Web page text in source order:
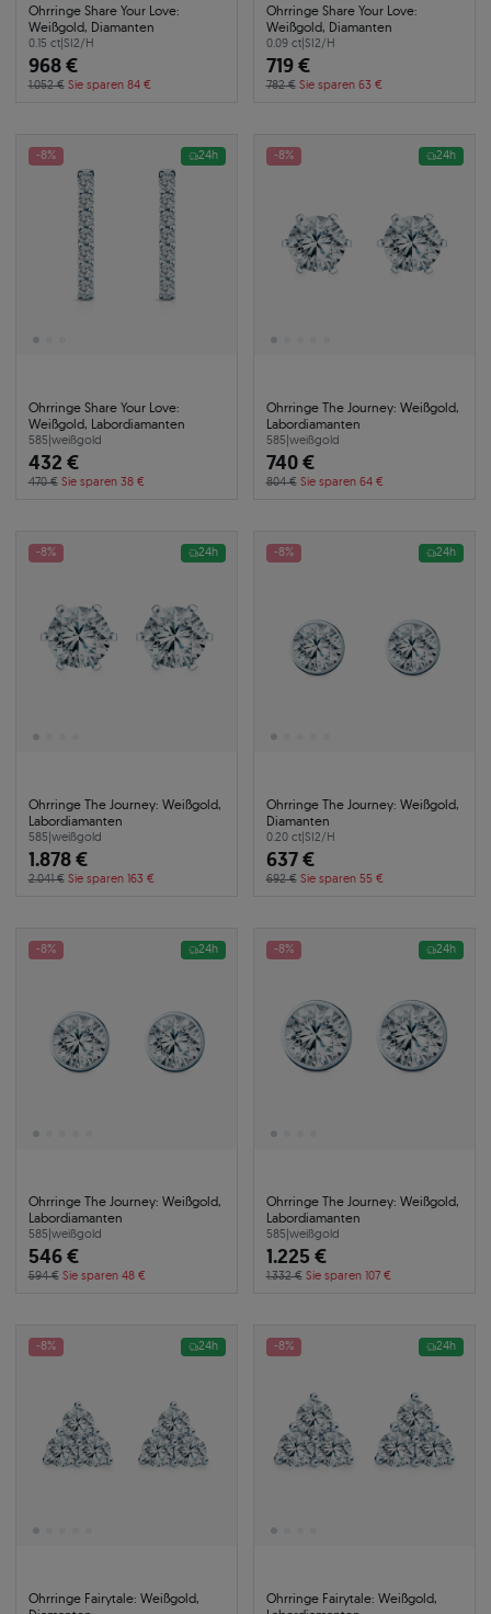
Ohrringe Share Your Love:
Weißgold, Diamanten
0.15 ct|SI2/H
968 €
1.052 € Sie sparen 84 €
Ohrringe Share Your Love:
Weißgold, Diamanten
0.09 ct|SI2/H
719 €
782 € Sie sparen 63 €
-8% 24h
Ohrringe Share Your Love:
Weißgold, Labordiamanten
585|weißgold
432 €
470 € Sie sparen 38 €
-8% 24h
Ohrringe The Journey: Weißgold,
Labordiamanten
585|weißgold
740 €
804 € Sie sparen 64 €
-8% 24h
Ohrringe The Journey: Weißgold,
Labordiamanten
585|weißgold
1.878 €
2.041 € Sie sparen 163 €
-8% 24h
Ohrringe The Journey: Weißgold,
Diamanten
0.20 ct|SI2/H
637 €
692 € Sie sparen 55 €
-8% 24h
Ohrringe The Journey: Weißgold,
Labordiamanten
585|weißgold
546 €
594 € Sie sparen 48 €
-8% 24h
Ohrringe The Journey: Weißgold,
Labordiamanten
585|weißgold
1.225 €
1.332 € Sie sparen 107 €
-8% 24h
Ohrringe Fairytale: Weißgold,
-8% 24h
Ohrringe Fairytale: Weißgold,